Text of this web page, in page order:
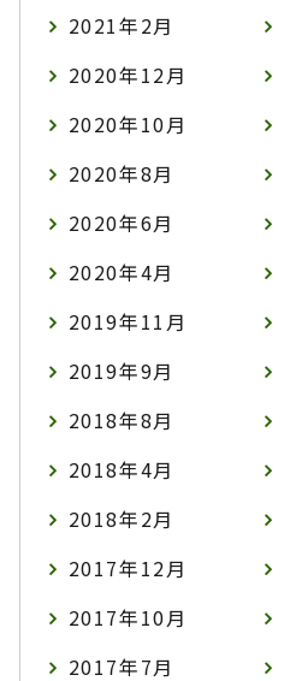
2021年2月
2020年12月
2020年10月
2020年8月
2020年6月
2020年4月
2019年11月
2019年9月
2018年8月
2018年4月
2018年2月
2017年12月
2017年10月
2017年7月